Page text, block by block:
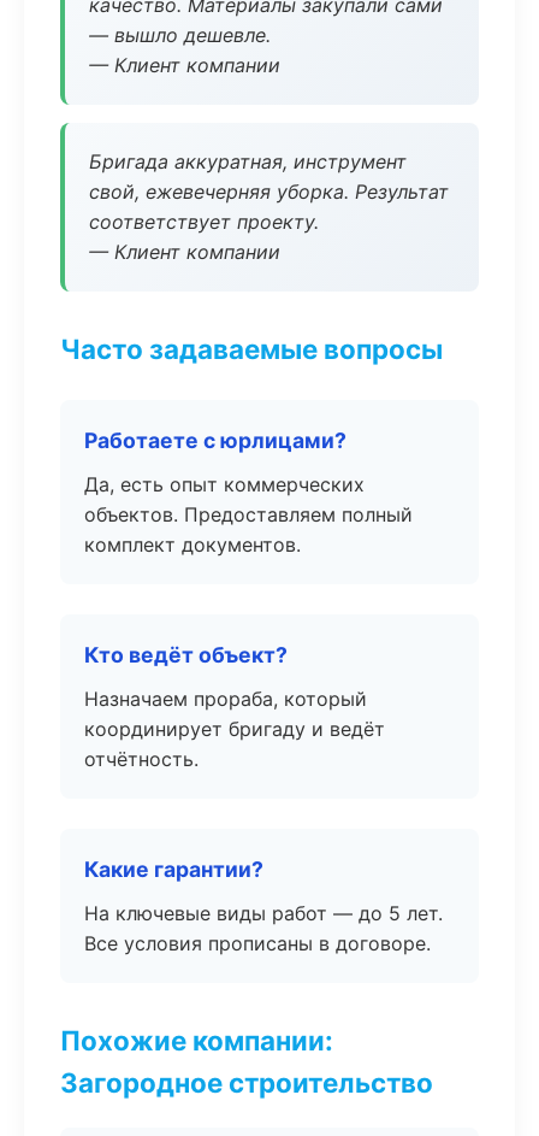
качество. Материалы закупали сами
— вышло дешевле.
— Клиент компании
Бригада аккуратная, инструмент
свой, ежевечерняя уборка. Результат
соответствует проекту.
— Клиент компании
Часто задаваемые вопросы
Работаете с юрлицами?
Да, есть опыт коммерческих
объектов. Предоставляем полный
комплект документов.
Кто ведёт объект?
Назначаем прораба, который
координирует бригаду и ведёт
отчётность.
Какие гарантии?
На ключевые виды работ — до 5 лет.
Все условия прописаны в договоре.
Похожие компании:
Загородное строительство